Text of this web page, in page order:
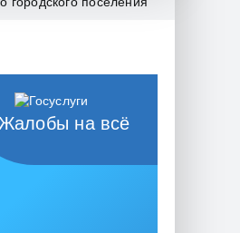
Жалобы на всё